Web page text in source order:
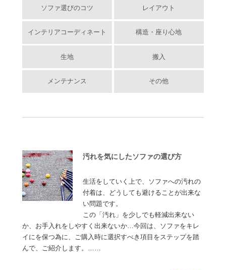
ソファ選びのコツ レイアウト
インテリアコーディネート 構造・座り心地
生地 搬入
メンテナンス その他
汚れを気にしたソファの選び方
生活をしていく上で、ソファへの汚れの
付着は、どうしても避けることが出来な
い問題です。
この「汚れ」を少しでも軽減出来ない
か、お手入れをしやすく出来ないか…今回は、ソファをキレ
イにを保つ為に、ご購入時に選択すべき項目をステップを踏
んで、ご紹介します。……